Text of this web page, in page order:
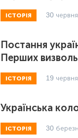
ІСТОРІЯ 30
Постання
Перших
ІСТОРІЯ 19
Українська
ІСТОРІЯ 30